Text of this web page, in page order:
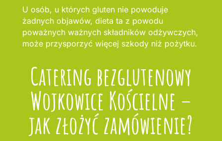
U osób, u których gluten nie powoduje
żadnych objawów, dieta ta z powodu
poważnych ważnych składników odżywczych,
może przysporzyć więcej szkody niż pożytku.
Catering bezglutenowy
Wojkowice Kościelne –
jak złożyć zamówienie?